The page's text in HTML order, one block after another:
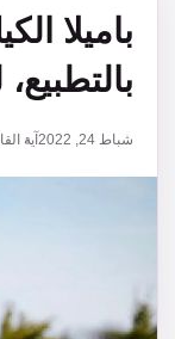
باميلا
شباط 24, 2022 آية